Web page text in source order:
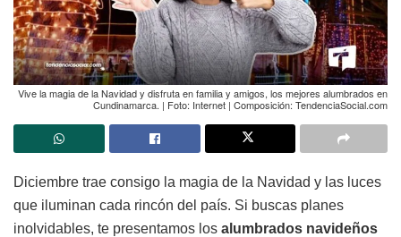
Vive la magia de la Navidad y disfruta en familia y amigos, los mejores alumbrados en
Cundinamarca. | Foto: Internet | Composición: TendenciaSocial.com
Diciembre trae consigo la magia de la Navidad y las luces
que iluminan cada rincón del país. Si buscas planes
inolvidables, te presentamos los alumbrados navideños